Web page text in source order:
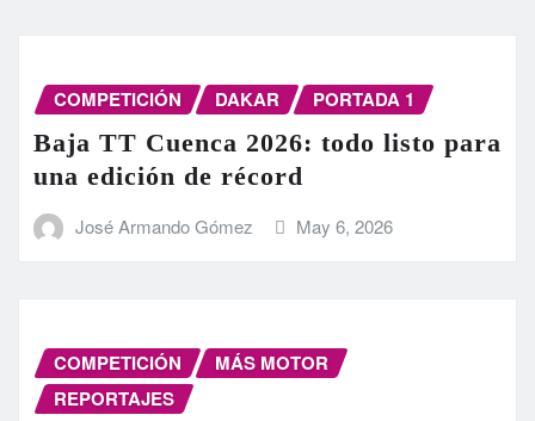
COMPETICIÓN DAKAR PORTADA 1
Baja TT Cuenca 2026: todo listo para
una edición de récord
José Armando Gómez May 6, 2026
COMPETICIÓN
MÁS MOTOR
REPORTAJES